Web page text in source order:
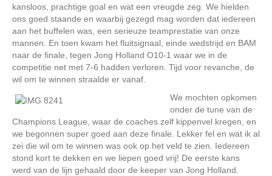
kansloos, prachtige goal en wat een vreugde zeg. We hielden
ons goed staande en waarbij gezegd mag worden dat iedereen
aan het buffelen was, een serieuze teamprestatie van onze
mannen. En toen kwam het fluitsignaal, einde wedstrijd en BAM
naar de finale, tegen Jong Holland O10-1 waar we in de
competitie net met 7-6 hadden verloren. Tijd voor revanche, de
wil om te winnen straalde er vanaf.
We mochten opkomen
onder de tune van de
Champions League, waar de coaches zelf kippenvel kregen, en
we begonnen super goed aan deze finale. Lekker fel en wat ik al
zei die wil om te winnen was ook op het veld te zien. Iedereen
stond kort te dekken en we liepen goed vrij! De eerste kans
werd van de lijn gehaald door de keeper van Jong Holland.